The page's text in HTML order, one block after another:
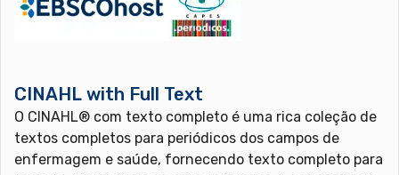
CINAHL with Full Text
O CINAHL® com texto completo é uma rica coleção de
textos completos para periódicos dos campos de
enfermagem e saúde, fornecendo texto completo para